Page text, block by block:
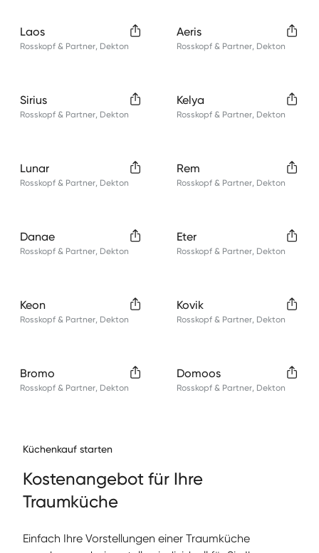
Laos
Rosskopf & Partner, Dekton
Aeris
Rosskopf & Partner, Dekton
Sirius
Rosskopf & Partner, Dekton
Kelya
Rosskopf & Partner, Dekton
Lunar
Rosskopf & Partner, Dekton
Rem
Rosskopf & Partner, Dekton
Danae
Rosskopf & Partner, Dekton
Eter
Rosskopf & Partner, Dekton
Keon
Rosskopf & Partner, Dekton
Kovik
Rosskopf & Partner, Dekton
Bromo
Rosskopf & Partner, Dekton
Domoos
Rosskopf & Partner, Dekton
Küchenkauf starten
Kos­te­nange­bot für Ihre
Traumküche
Ein­fach Ihre Vorstel­lun­gen ein­er Traumküche